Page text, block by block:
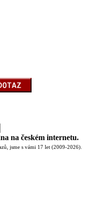
na českém internetu.
jsme s vámi 17 let (2009-2026).